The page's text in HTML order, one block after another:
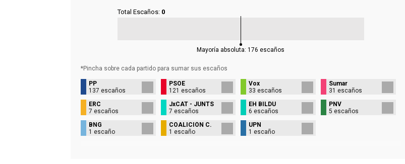
Total Escaños: 0
Mayoría absoluta:176 escaños
*Pincha sobre cada partido para sumar sus escaños
PP
137 escaños
PSOE
121 escaños
Vox
33 escaños
Sumar
31 escaños
ERC
7 escaños
JxCAT - JUNTS
7 escaños
EH BILDU
6 escaños
PNV
5 escaños
BNG
1 escaño
COALICIÓN C.
1 escaño
UPN
1 escaño